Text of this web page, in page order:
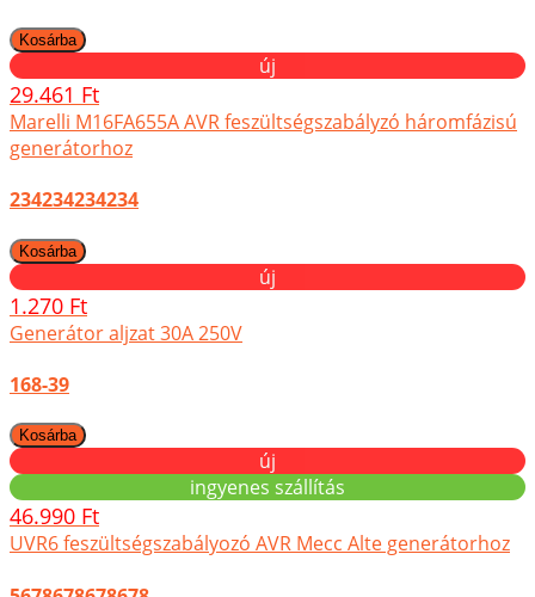
új
29.461 Ft
Marelli M16FA655A AVR feszültségszabályzó háromfázisú
generátorhoz
234234234234
új
1.270 Ft
Generátor aljzat 30A 250V
168-39
új
ingyenes szállítás
46.990 Ft
UVR6 feszültségszabályozó AVR Mecc Alte generátorhoz